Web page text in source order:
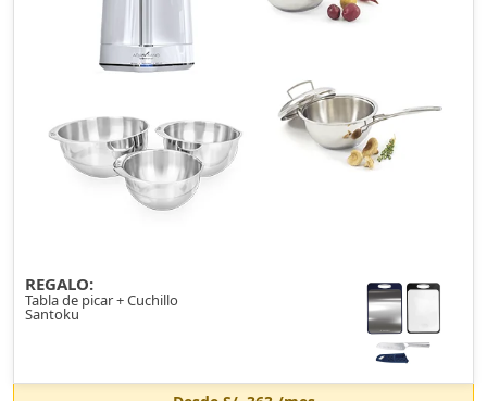
REGALO:
Tabla de picar + Cuchillo
Santoku